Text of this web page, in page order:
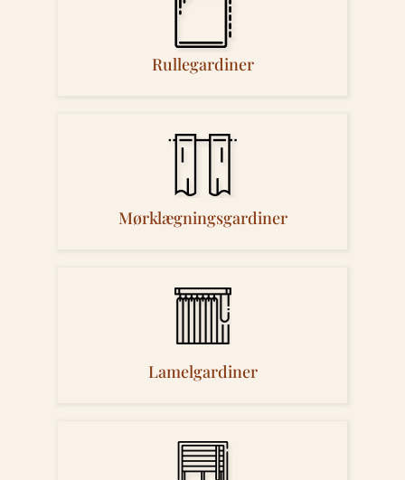
Rullegardiner
Mørklægningsgardiner
Lamelgardiner